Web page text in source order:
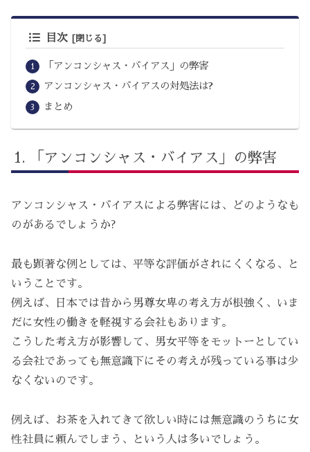
目次
「アンコンシャス・バイアス」の弊害
アンコンシャス・バイアスの対処法は?
まとめ
「アンコンシャス・バイアス」の弊害
アンコンシャス・バイアスによる弊害には、どのようなも
のがあるでしょうか?
最も顕著な例としては、平等な評価がされにくくなる、と
いうことです。
例えば、日本では昔から男尊女卑の考え方が根強く、いま
だに女性の働きを軽視する会社もあります。
こうした考え方が影響して、男女平等をモットーとしてい
る会社であっても無意識下にその考えが残っている事は少
なくないのです。
例えば、お茶を入れてきて欲しい時には無意識のうちに女
性社員に頼んでしまう、という人は多いでしょう。